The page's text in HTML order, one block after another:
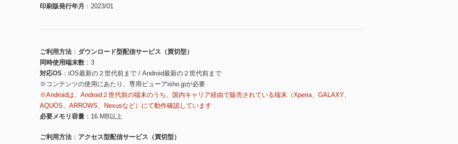
印刷版発行年月
2023/01
ご利用方法
ダウンロード型配信サービス（買切型）
同時使用端末数
3
対応OS
iOS最新の２世代前まで / Android最新の２世代前まで
※コンテンツの使用にあたり、専用ビューアisho.jpが必要
※Androidは、Android２世代前の端末のうち、国内キャリア経由で販売されている端末（Xperia、GALAXY、
AQUOS、ARROWS、Nexusなど）にて動作確認しています
必要メモリ容量
16 MB以上
ご利用方法
アクセス型配信サービス（買切型）